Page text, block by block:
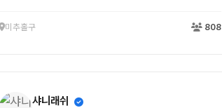
미추홀구 808
샤니래쉬